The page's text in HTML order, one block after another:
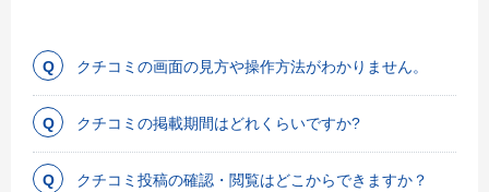
クチコミの画面の見方や操作方法がわかりません。
クチコミの掲載期間はどれくらいですか?
クチコミ投稿の確認・閲覧はどこからできますか？